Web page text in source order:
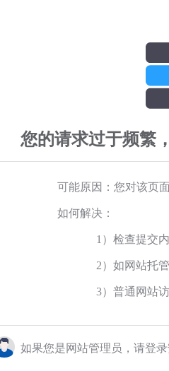
您的请求过于频繁
可能原因：您对该页
如何解决：
1）检查提交
2）如网站托
3）普通网站
如果您是网站管理员，请登